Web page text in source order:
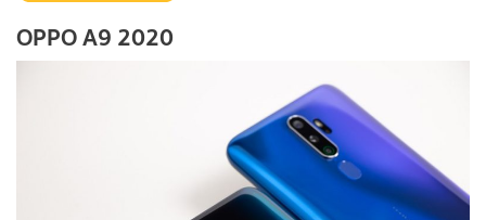
OPPO A9 2020